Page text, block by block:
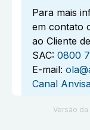
Para mais
em contato
ao Cliente
SAC: 0800
E-mail:
Canal
Versão da